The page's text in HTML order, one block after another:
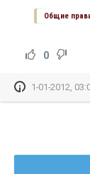
Общие
0
1-01-2012,